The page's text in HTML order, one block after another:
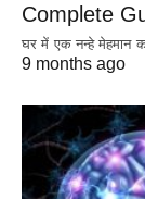
Complete
घर में एक नन्हे मेहमान
9 months ago